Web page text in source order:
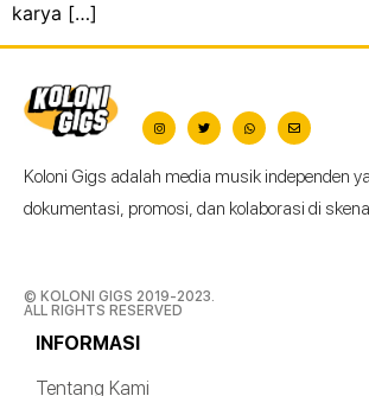
karya […]
Koloni Gigs adalah media musik independen
dokumentasi, promosi, dan kolaborasi di
© KOLONI GIGS 2019-2023.
ALL RIGHTS RESERVED
INFORMASI
Tentang Kami